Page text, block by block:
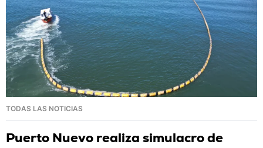
TODAS LAS NOTICIAS
Puerto Nuevo realiza simulacro de